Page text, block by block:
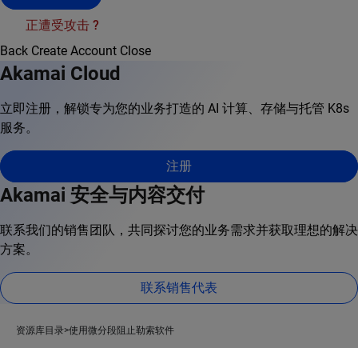
正遭受攻击 ?
Back Create Account Close
Akamai Cloud
立即注册，解锁专为您的业务打造的 AI 计算、存储与托管 K8s
服务。
注册
Akamai 安全与内容交付
联系我们的销售团队，共同探讨您的业务需求并获取理想的解决
方案。
联系销售代表
资源库目录 使用微分段阻止勒索软件